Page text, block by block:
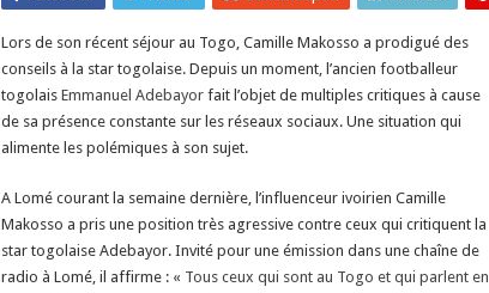
Lors de son récent séjour au Togo, Camille Makosso a prodigué des
conseils à la star togolaise. Depuis un moment, l’ancien footballeur
togolais Emmanuel Adebayorfait l’objet de multiples critiques à cause
de sa présence constante sur les réseaux sociaux. Une situation qui
alimente les polémiques à son sujet.
A Lomé courant la semaine dernière, l’influenceur ivoirien Camille
Makosso a pris une position très agressive contre ceux qui critiquent la
star togolaise Adebayor. Invité pour une émission dans une chaîne de
radio à Lomé, il affirme : « Tous ceux qui sont au Togo et qui parlent en